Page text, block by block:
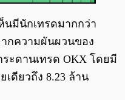
นมีนักเทรดมากกว่า
ากความผันผวนของ
ะดานเทรด OKX โดยมี
เดียวถึง 8.23 ล้าน